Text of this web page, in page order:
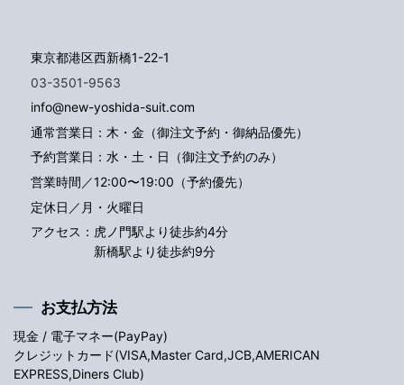
東京都港区西新橋1-22-1
03-3501-9563
info@new-yoshida-suit.com
通常営業日：木・金（御注文予約・御納品優先）
予約営業日：水・土・日（御注文予約のみ）
営業時間／12:00〜19:00（予約優先）
定休日／月・火曜日
アクセス： 虎ノ門駅より徒歩約4分
新橋駅より徒歩約9分
お支払方法
現金 / 電子マネー(PayPay)
クレジットカード(VISA,Master Card,JCB,AMERICAN
EXPRESS,Diners Club)